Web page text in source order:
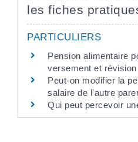
les fiches
PARTICULIERS
Pension alimentaire
versement et révision
Peut-on modifier la
salaire de l'autre
Qui peut percevoir